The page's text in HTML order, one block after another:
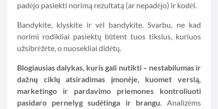
padėjo pasiekti norimą rezultatą (ar nepadėjo) ir kodėl.
Bandykite, klyskite ir vėl bandykite. Svarbu, ne kad
norimi rodikliai pasiektų būtent tuos tikslus, kuriuos
užsibrėžėte, o nuosekliai didėtų.
Blogiausias dalykas, kuris gali nutikti – nestabilumas ir
dažnų ciklų atsiradimas įmonėje, kuomet verslą,
marketingo ir pardavimo priemones kontroliuoti
pasidaro pernelyg sudėtinga ir brangu. Analizėms